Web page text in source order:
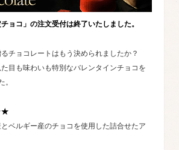
チョコ」の注文受付は終了いたしました。
チョコレートはもう決められましたか？
目も味わいも特別なバレンタインチョコを
。
★
ベルギー産のチョコを使用した詰合せたア